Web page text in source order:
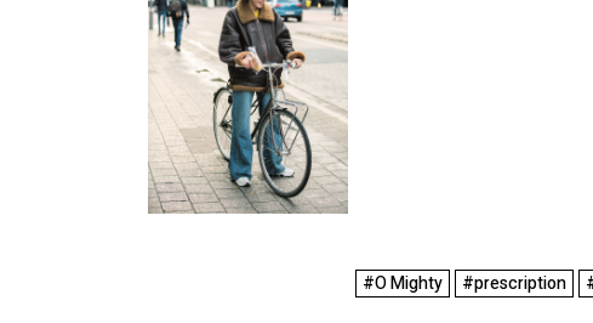
#O Mighty #prescription